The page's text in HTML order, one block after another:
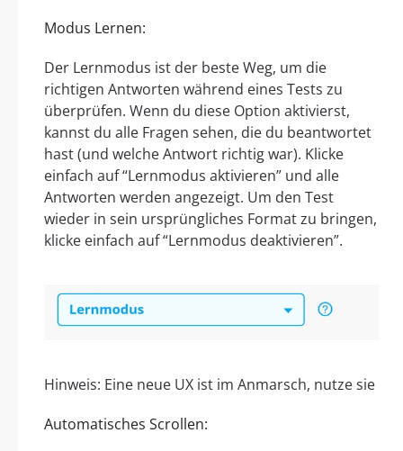
Modus Lernen:
Der Lernmodus ist der beste Weg, um die
richtigen Antworten während eines Tests zu
überprüfen. Wenn du diese Option aktivierst,
kannst du alle Fragen sehen, die du beantwortet
hast (und welche Antwort richtig war). Klicke
einfach auf “Lernmodus aktivieren” und alle
Antworten werden angezeigt. Um den Test
wieder in sein ursprüngliches Format zu bringen,
klicke einfach auf “Lernmodus deaktivieren”.
Hinweis: Eine neue UX ist im Anmarsch, nutze sie
Automatisches Scrollen: